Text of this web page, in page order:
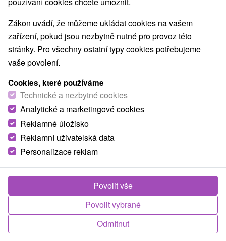
Norova chata Závažná Poruba
Závažná Poruba
Chata ležiaca v areáli lyžiarskeho strediska Ski centrum
Opalisko, v peknom prostredí Nízkych Tatier, je skvelou
Zákon uvádí, že můžeme ukládat cookies na vašem
zařízení, pokud jsou nezbytně nutné pro provoz této
stránky. Pro všechny ostatní typy cookies potřebujeme
vaše povolení.
Cookies, které používáme
Technické a nezbytné cookies
Analytické a marketingové cookies
Reklamné úložisko
Reklamní uživatelská data
Personalizace reklam
Odmítnut
Povolit vybrané
Povolit vše